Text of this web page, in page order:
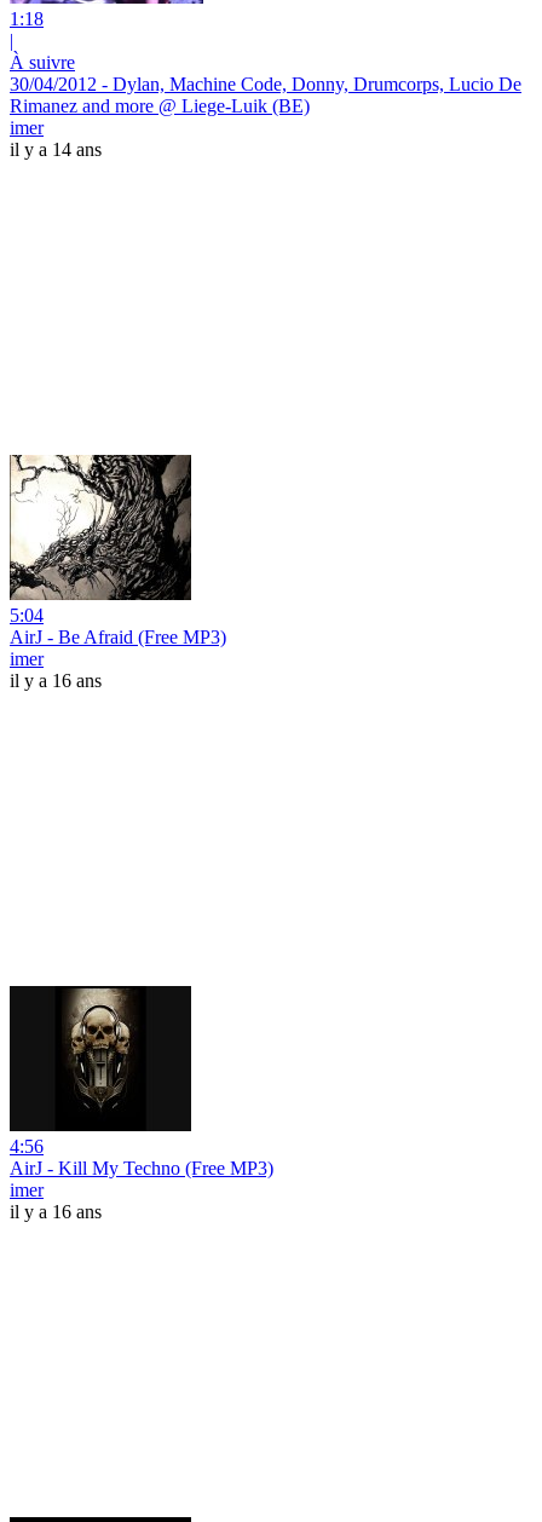
1:18
|
À suivre
30/04/2012 - Dylan, Machine Code, Donny, Drumcorps, Lucio De
Rimanez and more @ Liege-Luik (BE)
imer
il y a 14 ans
5:04
AirJ - Be Afraid (Free MP3)
imer
il y a 16 ans
4:56
AirJ - Kill My Techno (Free MP3)
imer
il y a 16 ans